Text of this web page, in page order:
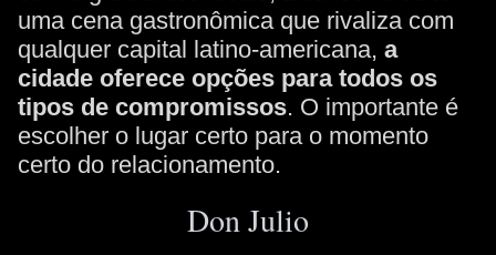
uma cena gastronômica que rivaliza com
qualquer capital latino-americana, a
cidade oferece opções para todos os
tipos de compromissos. O importante é
escolher o lugar certo para o momento
certo do relacionamento.
Don Julio